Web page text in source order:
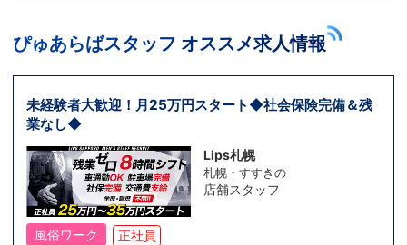
ぴゅあらばスタッフ オススメ求人情報
未経験者大歓迎！月25万円スタート◆社会保険完備＆残
業なし◆
Lips札幌
札幌・すすきの
店舗スタッフ
風俗ワーク 正社員